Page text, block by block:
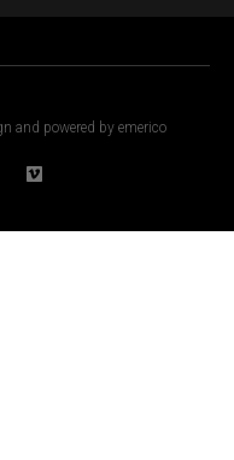
and powered by emerico